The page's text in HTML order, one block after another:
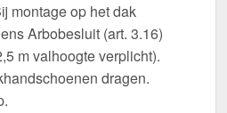
montage op het dak
Arbobesluit (art. 3.16)
m valhoogte verplicht).
dragen.